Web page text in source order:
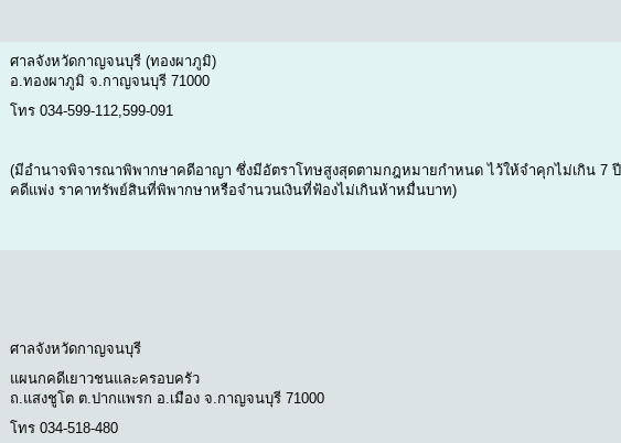
ศาลจังหวัดกาญจนบุรี (ทองผาภูมิ)
อ.ทองผาภูมิ จ.กาญจนบุรี 71000
โทร 034-599-112,599-091
(มีอำนาจพิจารณาพิพากษาคดีอาญา ซึ่งมีอัตราโทษสูงสุดตามกฎหมายกำหนด ไว้ให้จำคุกไม่เกิน 7 ปี
คดีแพ่ง ราคาทรัพย์สินที่พิพากษาหรือจำนวนเงินที่ฟ้องไม่เกินห้าหมื่นบาท)
ศาลจังหวัดกาญจนบุรี
แผนกคดีเยาวชนและครอบครัว
ถ.แสงชูโต ต.ปากแพรก อ.เมือง จ.กาญจนบุรี 71000
โทร 034-518-480